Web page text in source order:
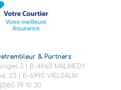
& Partners
3 | B-4960 MALMEDY
23 | B-6990 VIELSALM
(0)80 79 10 30